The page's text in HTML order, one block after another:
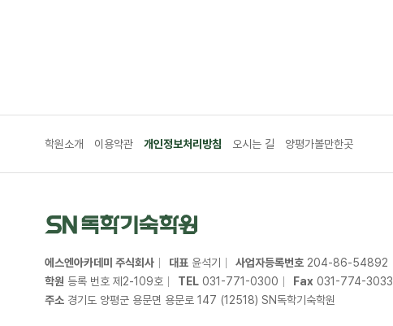
학원소개 이용약관 개인정보처리방침 오시는 길 양평가볼만한곳
에스엔아카데미 주식회사 대표 윤석기 사업자등록번호 204-86-54892
학원 등록 번호 제2-109호 TEL 031 -771 -0300 Fax 031 -774-3033
주소 경기도 양평군 용문면 용문로 147 (12518) SN독학기숙학원